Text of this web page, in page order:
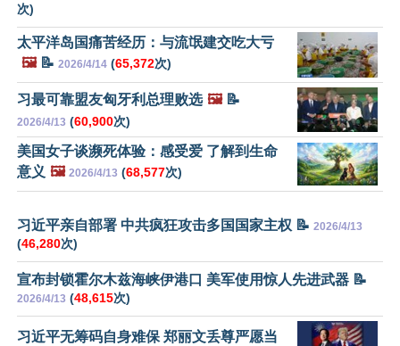
次)
太平洋岛国痛苦经历：与流氓建交吃大亏
🖼️📝 2026/4/14 (65,372次)
习最可靠盟友匈牙利总理败选 🖼️📝
2026/4/13 (60,900次)
美国女子谈濒死体验：感受爱 了解到生命
意义 🖼️ 2026/4/13 (68,577次)
习近平亲自部署 中共疯狂攻击多国国家主权 📝 2026/4/13
(46,280次)
宣布封锁霍尔木兹海峡伊港口 美军使用惊人先进武器 📝
2026/4/13 (48,615次)
习近平无筹码自身难保 郑丽文丢尊严愿当